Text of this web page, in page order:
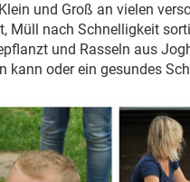
und Groß an vielen
Müll nach Schnelligkeit
und Rasseln aus
oder ein gesundes